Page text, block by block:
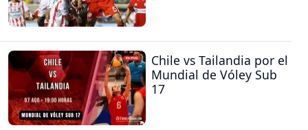
Chile vs Tailandia por el
Mundial de Vóley Sub
17